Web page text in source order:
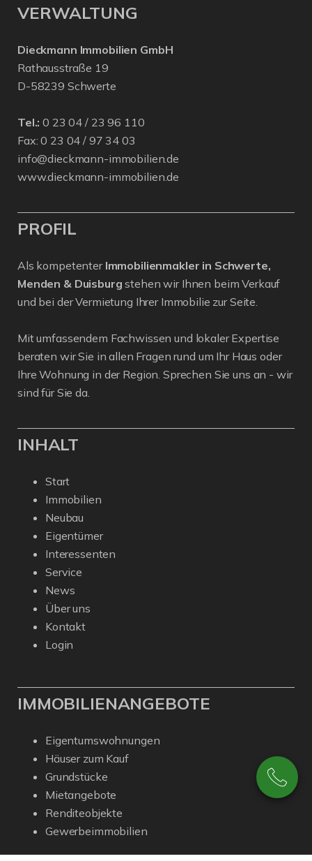
VERWALTUNG
Dieckmann Immobilien GmbH
Rathausstraße 19
D-58239 Schwerte
Tel.: 0 23 04 / 23 96 110
Fax: 0 23 04 / 97 34 03
info@dieckmann-immobilien.de
www.dieckmann-immobilien.de
PROFIL
Als kompetenter Immobilienmakler in Schwerte,
Menden & Duisburg stehen wir Ihnen beim Verkauf
und bei der Vermietung Ihrer Immobilie zur Seite.
Mit umfassendem Fachwissen und lokaler Expertise
beraten wir Sie in allen Fragen rund um Ihr Haus oder
Ihre Wohnung in der Region. Sprechen Sie uns an - wir
sind für Sie da.
INHALT
Start
Immobilien
Neubau
Eigentümer
Interessenten
Service
News
Über uns
Kontakt
Login
IMMOBILIENANGEBOTE
Eigentumswohnungen
Häuser zum Kauf
Grundstücke
Mietangebote
Renditeobjekte
Gewerbeimmobilien